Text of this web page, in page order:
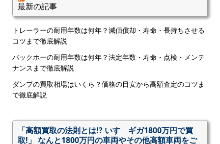
最新の記事
トレーラーの耐用年数は何年？減価償却・寿命・長持ちさせる
コツまで徹底解説
バックホーの耐用年数は何年？法定年数・寿命・点検・メンテ
ナンスまで徹底解説
ダンプの買取相場はいくら？価格の目安から高額査定のコツま
で徹底解説
「高額買取の法則とは!? いすゞギガ1800万円で買
取!」 なんと1800万円の車両やその他高額車両をご